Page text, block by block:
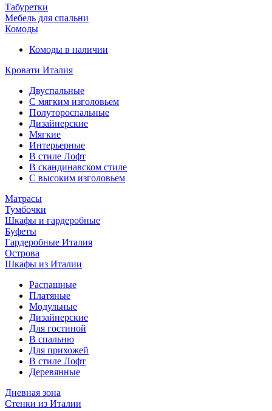
Табуретки
Мебель для спальни
Комоды
Комоды в наличии
Кровати Италия
Двуспальные
С мягким изголовьем
Полутороспальные
Дизайнерские
Мягкие
Интерьерные
В стиле Лофт
В скандинавском стиле
С высоким изголовьем
Матрасы
Тумбочки
Шкафы и гардеробные
Буфеты
Гардеробные Италия
Острова
Шкафы из Италии
Распашные
Платяные
Модульные
Дизайнерские
Для гостиной
В спальню
Для прихожей
В стиле Лофт
Деревянные
Дневная зона
Стенки из Италии